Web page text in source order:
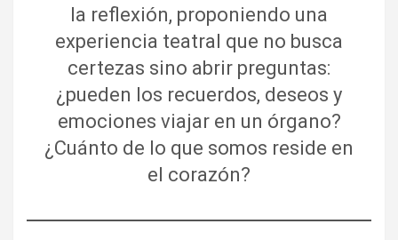
la reflexión, proponiendo una
experiencia teatral que no busca
certezas sino abrir preguntas:
¿pueden los recuerdos, deseos y
emociones viajar en un órgano?
¿Cuánto de lo que somos reside en
el corazón?